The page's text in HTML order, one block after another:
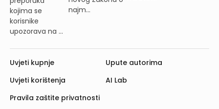
kojima se
korisnike
upozorava na ...
najm...
Uvjeti kupnje
Uvjeti korištenja
Pravila zaštite privatnosti
Upute autorima
AI Lab